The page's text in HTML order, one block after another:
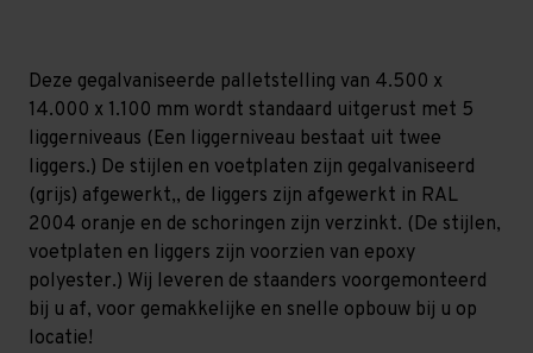
-
Zwaar
-
T100
-
Zwaar
-
T100
Deze gegalvaniseerde palletstelling van 4.500 x
14.000 x 1.100 mm wordt standaard uitgerust met 5
liggerniveaus (Een liggerniveau bestaat uit twee
liggers.) De stijlen en voetplaten zijn gegalvaniseerd
(grijs) afgewerkt,, de liggers zijn afgewerkt in RAL
2004 oranje en de schoringen zijn verzinkt. (De stijlen,
voetplaten en liggers zijn voorzien van epoxy
polyester.) Wij leveren de staanders voorgemonteerd
bij u af, voor gemakkelijke en snelle opbouw bij u op
locatie!